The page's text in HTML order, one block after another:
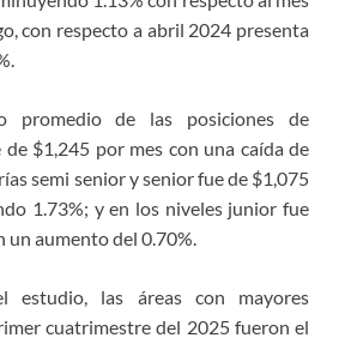
con respecto a abril 2024 presenta
promedio de las posiciones de
$1,245 por mes con una caída de
semi senior y senior fue de $1,075
1.73%; y en los niveles junior fue
un aumento del 0.70%.
estudio, las áreas con mayores
cuatrimestre del 2025 fueron el